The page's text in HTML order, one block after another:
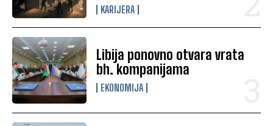
KARIJERA
Libija ponovno otvara vrata
bh. kompanijama
EKONOMIJA